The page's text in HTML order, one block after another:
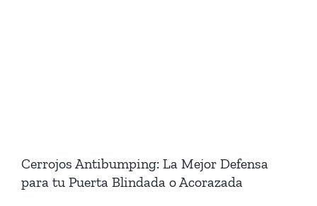
Cerrojos Antibumping: La Mejor Defensa
para tu Puerta Blindada o Acorazada